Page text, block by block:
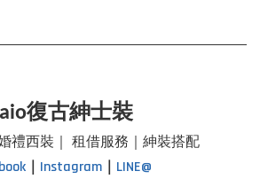
復古紳士裝
禮西裝｜ 租借服務｜紳裝搭配
Instagram
LINE@